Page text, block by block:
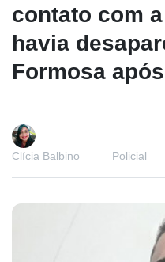
contato com
havia
Formosa
Clícia Balbino Policial